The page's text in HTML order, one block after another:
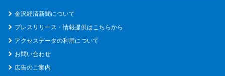
金沢経済新聞について
プレスリリース・情報提供はこちらから
アクセスデータの利用について
お問い合わせ
広告のご案内